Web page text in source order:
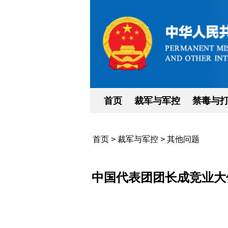
首页 裁军与军控 禁毒与
首页> 裁军与军控> 其他问题
中国代表团团长成竞业